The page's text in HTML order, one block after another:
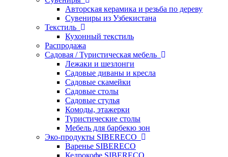
Авторская керамика и резьба по дереву
Сувениры из Узбекистана
Текстиль
Кухонный текстиль
Распродажа
Садовая / Туристическая мебель
Лежаки и шезлонги
Садовые диваны и кресла
Садовые скамейки
Садовые столы
Садовые стулья
Комоды, этажерки
Туристические столы
Мебель для барбекю зон
Эко-продукты SIBERECO
Варенье SIBERECO
Кедрокофе SIBERECO